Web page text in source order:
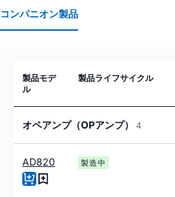
コンパニオン製品
製品モデ
ル
製品ライフサイクル
オペアンプ（OPアンプ） 4
AD820 製造中